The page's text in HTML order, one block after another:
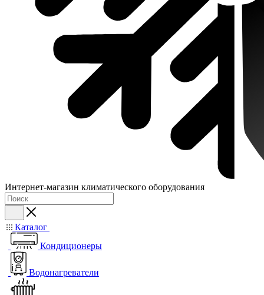
Интернет-магазин климатического оборудования
Каталог
Кондиционеры
Водонагреватели